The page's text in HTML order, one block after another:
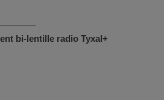
bi-lentille radio Tyxal+